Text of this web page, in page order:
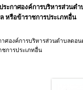
ระกาศองค์การบริหารส่วนต
หรือข้าราชการประเภทอื่น
าศองค์การบริหารส่วนตำบลดอ
ชการประเภทอื่น